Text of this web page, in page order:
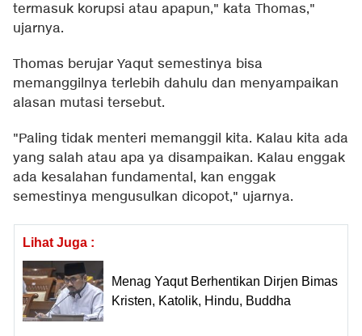
termasuk korupsi atau apapun," kata Thomas,"
ujarnya.
Thomas berujar Yaqut semestinya bisa
memanggilnya terlebih dahulu dan menyampaikan
alasan mutasi tersebut.
"Paling tidak menteri memanggil kita. Kalau kita ada
yang salah atau apa ya disampaikan. Kalau enggak
ada kesalahan fundamental, kan enggak
semestinya mengusulkan dicopot," ujarnya.
Lihat Juga :
Menag Yaqut Berhentikan Dirjen Bimas
Kristen, Katolik, Hindu, Buddha